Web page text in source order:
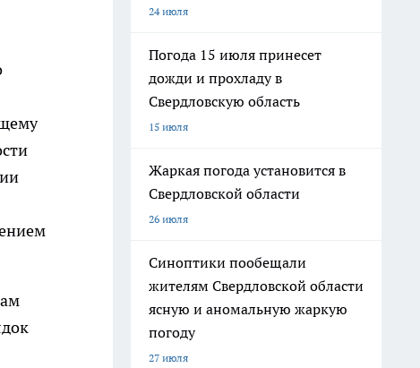
24 июля
Погода 15 июля принесет
дожди и прохладу в
Свердловскую область
15 июля
Жаркая погода установится в
Свердловской области
26 июля
Синоптики пообещали
жителям Свердловской области
ясную и аномальную жаркую
погоду
27 июля